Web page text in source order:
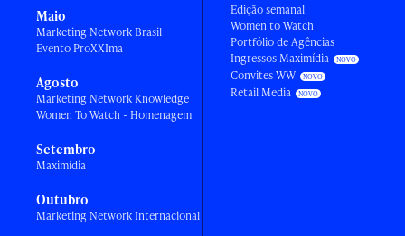
Maio
Marketing Network Brasil
Evento ProXXIma
Agosto
Marketing Network Knowledge
Women To Watch - Homenagem
Setembro
Maximídia
Outubro
Marketing Network Internacional
Edição semanal
Women to Watch
Portfólio de Agências
Ingressos Maximídia
Convites WW
Retail Media